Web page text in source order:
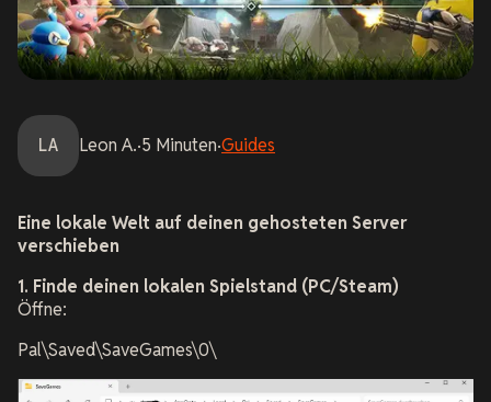
LA Leon A.·5 Minuten·Guides
Eine lokale Welt auf deinen gehosteten Server
verschieben
1. Finde deinen lokalen Spielstand (PC/Steam)
Öffne:
Pal\Saved\SaveGames\0\